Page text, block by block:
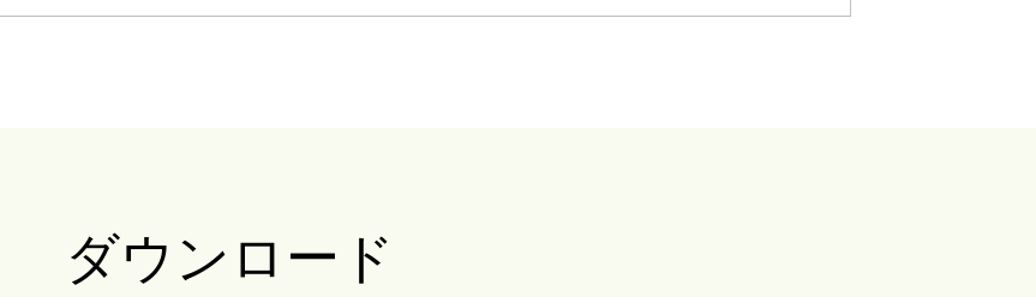
ダウンロード